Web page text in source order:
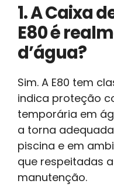
1. A Caixa
E80 é
d’água?
Sim. A E80 tem
indica proteção
temporária em
a torna
piscina e em
que respeitadas
manutenção.